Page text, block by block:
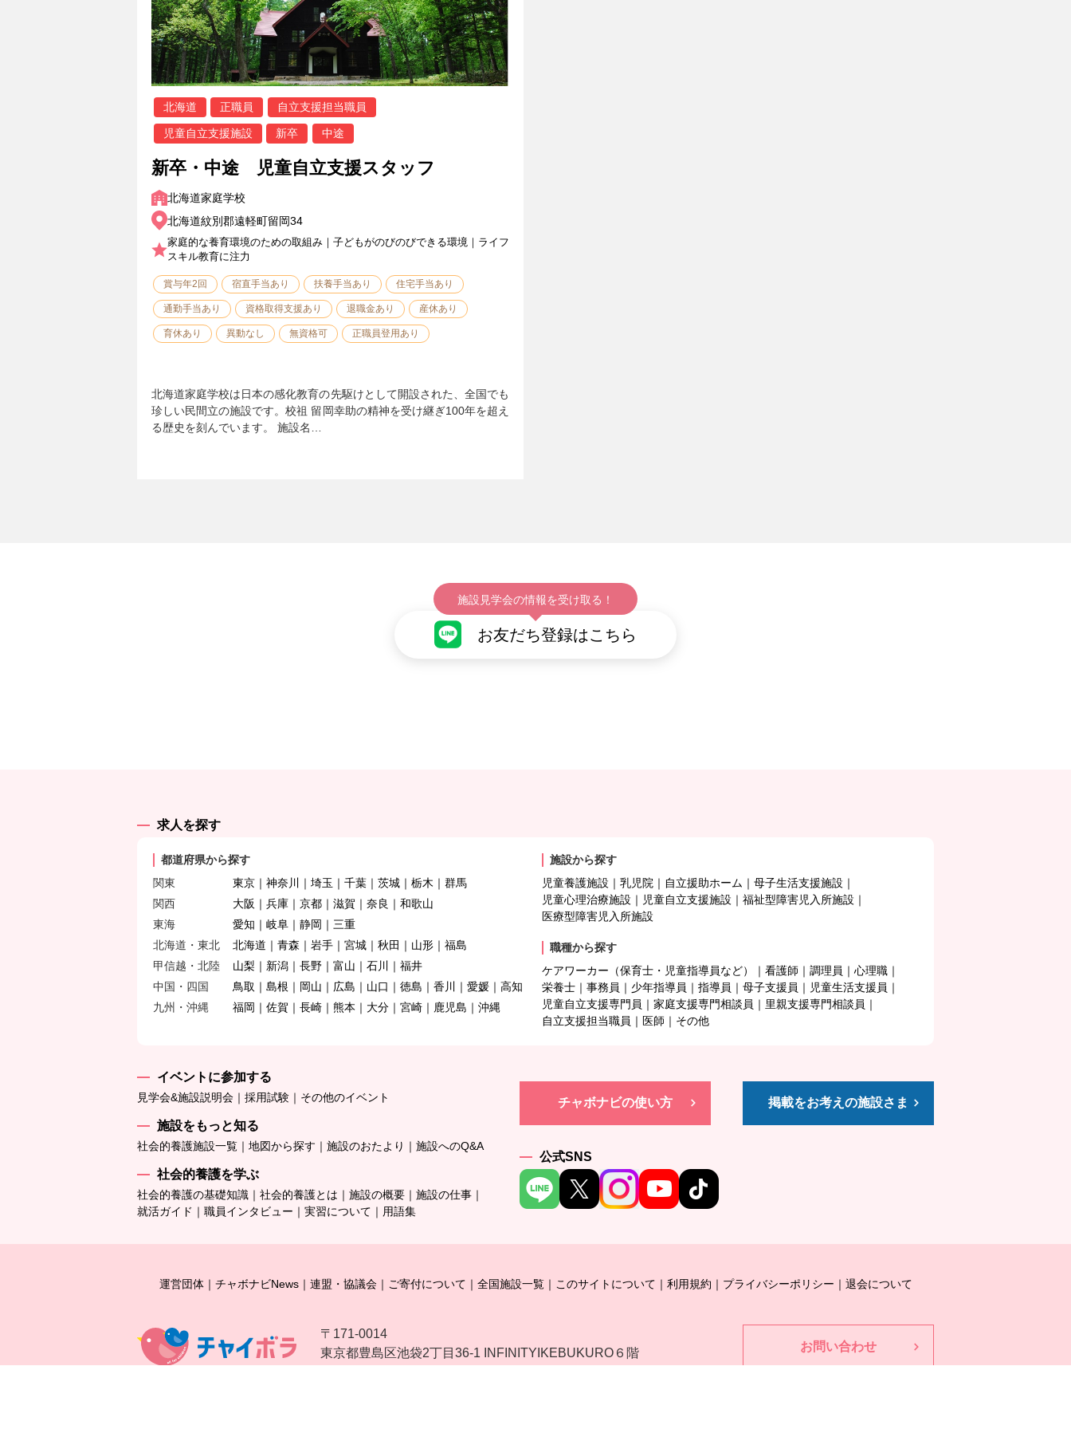
北海道 正職員 自立支援担当職員
児童自立支援施設 新卒 中途
新卒・中途 児童自立支援スタッフ
北海道家庭学校
北海道紋別郡遠軽町留岡34
家庭的な養育環境のための取組み｜子どもがのびのびできる環境｜ライフ
スキル教育に注力
賞与年2回 宿直手当あり 扶養手当あり 住宅手当あり
通勤手当あり 資格取得支援あり 退職金あり 産休あり
育休あり 異動なし 無資格可 正職員登用あり
北海道家庭学校は日本の感化教育の先駆けとして開設された、全国でも
珍しい民間立の施設です。校祖 留岡幸助の精神を受け継ぎ100年を超え
る歴史を刻んでいます。 施設名…
施設見学会の情報を受け取る！
お友だち登録はこちら
求人を探す
都道府県から探す
関東
東京 神奈川 埼玉 千葉 茨城 栃木
群馬
関西
大阪 兵庫 京都 滋賀 奈良
和歌山
東海
愛知 岐阜 静岡
三重
北海道・東北
北海道 青森 岩手 宮城 秋田 山形
福島
甲信越・北陸
山梨 新潟 長野 富山 石川
福井
中国・四国
鳥取 島根 岡山 広島 山口 徳島 香川 愛媛
高知
九州・沖縄
福岡 佐賀 長崎 熊本 大分 宮崎 鹿児島 沖縄
施設から探す
児童養護施設
乳児院 自立援助ホーム
母子生活支援施設
児童心理治療施設
児童自立支援施設
福祉型障害児入所施設
医療型障害児入所施設
職種から探す
ケアワーカー（保育士・児童指導員など）
看護師 調理員
心理職
栄養士
事務員 少年指導員 指導員 母子支援員
児童生活支援員
児童自立支援専門員
家庭支援専門相談員
里親支援専門相談員
自立支援担当職員
医師 その他
イベントに参加する
見学会&施設説明会 採用試験 その他のイベント
施設をもっと知る
社会的養護施設一覧 地図から探す 施設のおたより 施設へのQ&A
社会的養護を学ぶ
社会的養護の基礎知識 社会的養護とは 施設の概要
施設の仕事
就活ガイド
職員インタビュー 実習について 用語集
チャボナビの使い方 掲載をお考えの施設さま
公式SNS
運営団体 チャボナビNews 連盟・協議会 ご寄付について 全国施設一覧 このサイトについて 利用規約 プライバシーポリシー 退会について
お問い合わせ
〒171-0014
東京都豊島区池袋2丁目36-1 INFINITYIKEBUKURO６階